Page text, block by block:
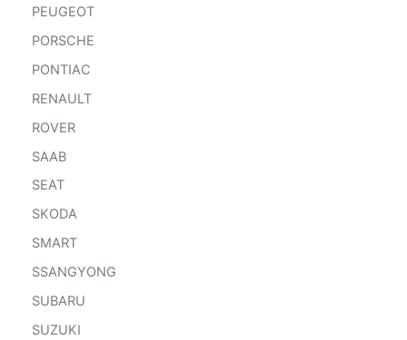
PEUGEOT
PORSCHE
PONTIAC
RENAULT
ROVER
SAAB
SEAT
SKODA
SMART
SSANGYONG
SUBARU
SUZUKI